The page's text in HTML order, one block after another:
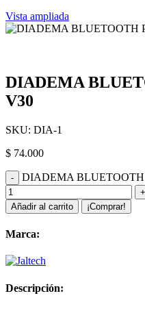
Vista ampliada
DIADEMA
V30
SKU: DIA-1
$ 74.000
DIADEMA BLUETOOTH
Añadir al carrito ¡Comprar!
Marca:
Descripción: